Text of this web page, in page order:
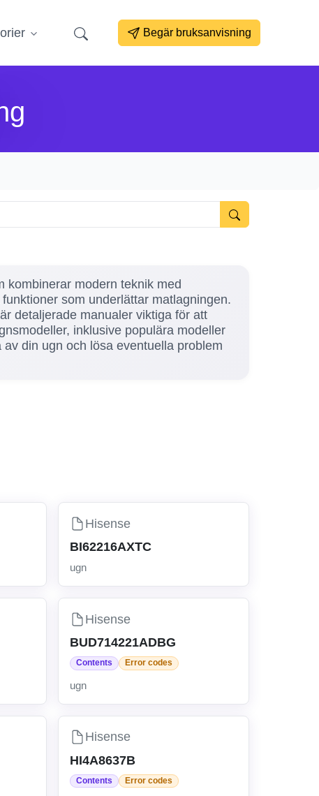
Begär bruksanvisning
kombinerar modern teknik med
som underlättar matlagningen.
detaljerade manualer viktiga för att
inklusive populära modeller
din ugn och lösa eventuella problem
Hisense
BI62216AXTC
ugn
Hisense
BUD714221ADBG
Contents Error codes
ugn
Hisense
HI4A8637B
Contents Error codes